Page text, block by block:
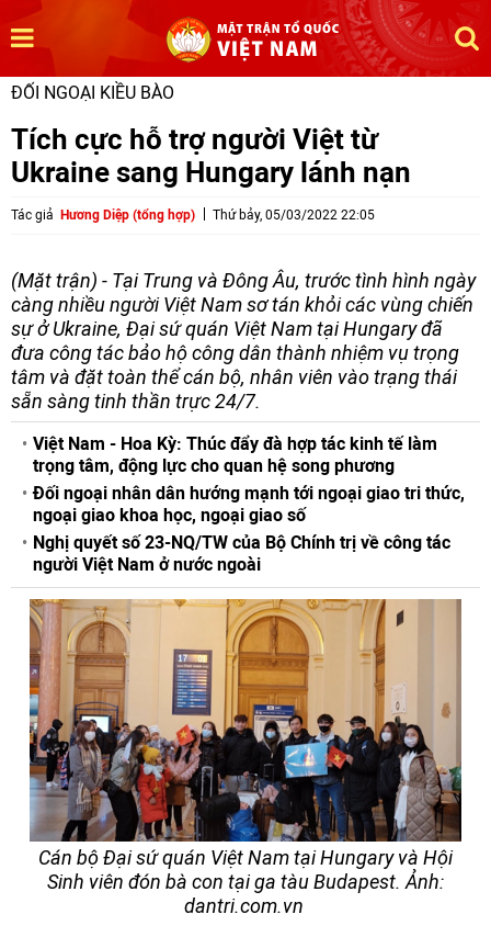
ĐỐI NGOẠI KIỀU BÀO
Tích cực hỗ trợ người Việt từ
Ukraine sang Hungary lánh nạn
Tác giả Hương Diệp (tổng hợp) Thứ bảy, 05/03/2022 22:05
(Mặt trận) - Tại Trung và Đông Âu, trước tình hình ngày
càng nhiều người Việt Nam sơ tán khỏi các vùng chiến
sự ở Ukraine, Đại sứ quán Việt Nam tại Hungary đã
đưa công tác bảo hộ công dân thành nhiệm vụ trọng
tâm và đặt toàn thể cán bộ, nhân viên vào trạng thái
sẵn sàng tinh thần trực 24/7.
Việt Nam - Hoa Kỳ: Thúc đẩy đà hợp tác kinh tế làm
trọng tâm, động lực cho quan hệ song phương
Đối ngoại nhân dân hướng mạnh tới ngoại giao tri thức,
ngoại giao khoa học, ngoại giao số
Nghị quyết số 23-NQ/TW của Bộ Chính trị về công tác
người Việt Nam ở nước ngoài
Cán bộ Đại sứ quán Việt Nam tại Hungary và Hội
Sinh viên đón bà con tại ga tàu Budapest. Ảnh:
dantri.com.vn